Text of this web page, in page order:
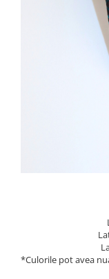
*Culorile pot avea